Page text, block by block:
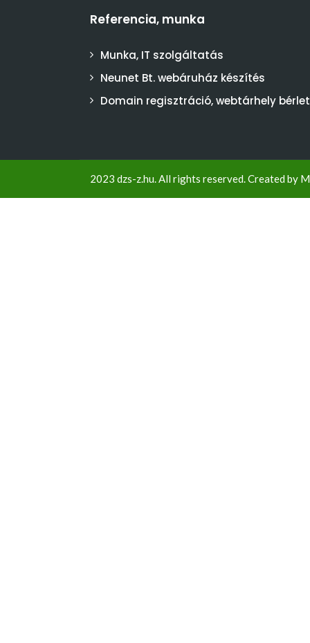
Referencia, munka
Munka, IT szolgáltatás
Neunet Bt. webáruház készítés
Domain regisztráció, webtárhely bérlet
2023 dzs-z.hu. All rights reserved. Created by